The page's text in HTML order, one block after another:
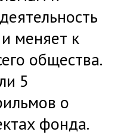
меняет к
общества.
5
о
фонда.